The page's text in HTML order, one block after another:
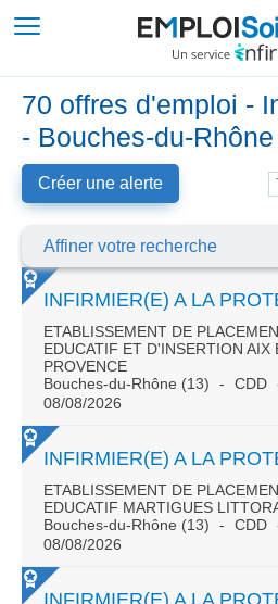
70 offres d'emploi -
- Bouches-du-
Créer une alerte
Affiner votre recherche
ETABLISSEMENT DE
EDUCATIF ET D'INSERTION AIX
PROVENCE
Bouches-du-Rhône (13)
CDD
08/08/2026
ETABLISSEMENT DE
EDUCATIF MARTIGUES
Bouches-du-Rhône (13)
CDD
08/08/2026